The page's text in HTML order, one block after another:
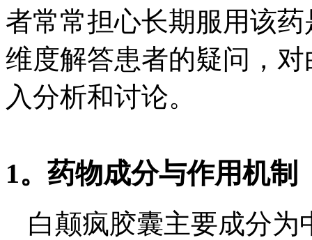
者常常担心长期服用该
维度解答患者的疑问，
入分析和讨论。
1。药物成分与作用机制
白颠疯胶囊主要成分